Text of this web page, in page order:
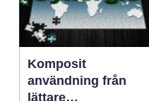
Komposit
användning från
lättare